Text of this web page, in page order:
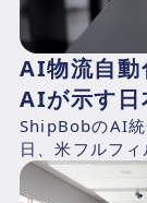
AI物流自動
AIが示す日
ShipBobのAI
日、米フルフ
ShipBob（本社